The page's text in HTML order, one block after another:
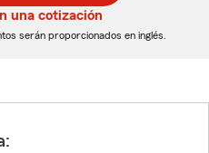
una cotización
serán proporcionados en inglés.